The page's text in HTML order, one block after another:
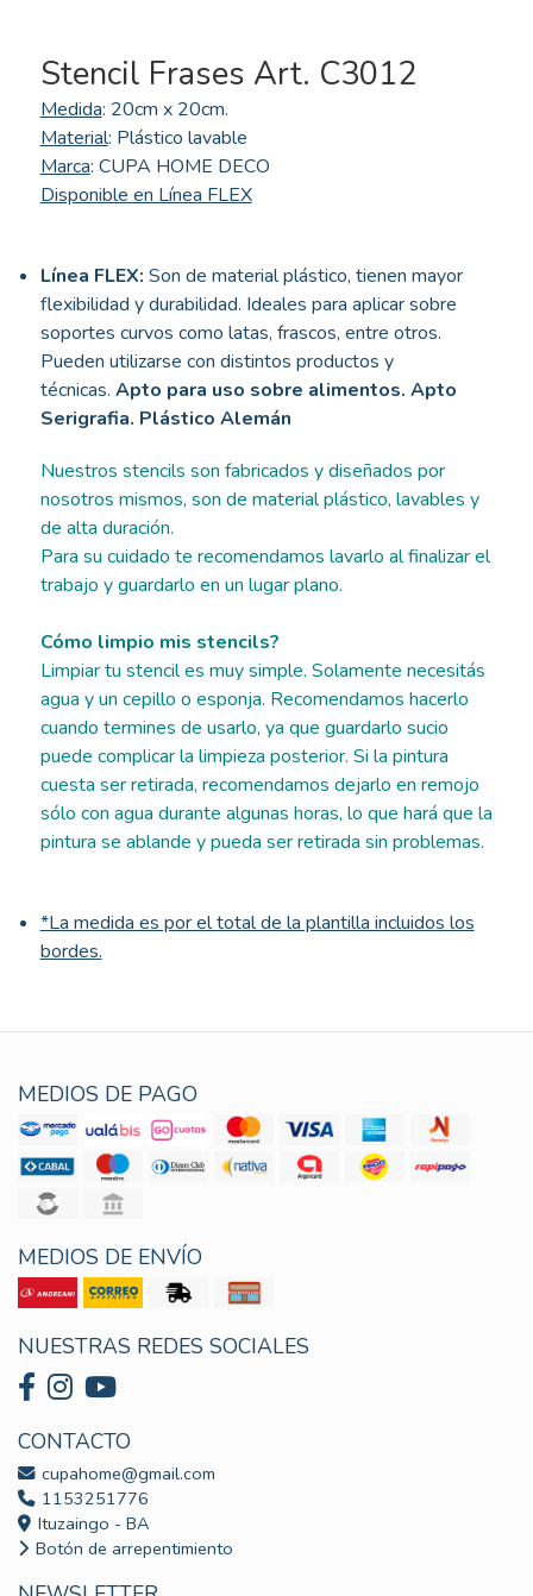
Stencil Frases Art. C3012
Medida: 20cm x 20cm.
Material: Plástico lavable
Marca: CUPA HOME DECO
Disponible en Línea FLEX
Línea FLEX: Son de material plástico, tienen mayor
flexibilidad y durabilidad. Ideales para aplicar sobre
soportes curvos como latas, frascos, entre otros.
Pueden utilizarse con distintos productos y
técnicas. Apto para uso sobre alimentos. Apto
Serigrafia. Plástico Alemán
Nuestros stencils son fabricados y diseñados por
nosotros mismos, son de material plástico, lavables y
de alta duración.
Para su cuidado te recomendamos lavarlo al finalizar el
trabajo y guardarlo en un lugar plano.
Cómo limpio mis stencils?
Limpiar tu stencil es muy simple. Solamente necesitás
agua y un cepillo o esponja. Recomendamos hacerlo
cuando termines de usarlo, ya que guardarlo sucio
puede complicar la limpieza posterior. Si la pintura
cuesta ser retirada, recomendamos dejarlo en remojo
sólo con agua durante algunas horas, lo que hará que la
pintura se ablande y pueda ser retirada sin problemas.
*La medida es por el total de la plantilla incluidos los
bordes.
MEDIOS DE PAGO
MEDIOS DE ENVÍO
NUESTRAS REDES SOCIALES
CONTACTO
cupahome@gmail.com
1153251776
Ituzaingo - BA
Botón de arrepentimiento